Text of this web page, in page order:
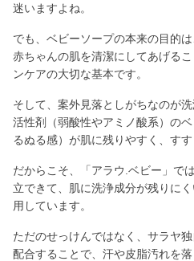
迷いますよね。
でも、ベビーソープの本来の目的
赤ちゃんの肌を清潔にしてあげる
ンケアの大切な基本です。
そして、案外見落としがちなのが
活性剤（弱酸性やアミノ酸系）の
るぬる感）が肌に残りやすく、す
だからこそ、「アラウ.ベビー」で
立できて、肌に洗浄成分が残りに
用しています。
ただのせっけんではなく、サラヤ
配合することで、汗や皮脂汚れを